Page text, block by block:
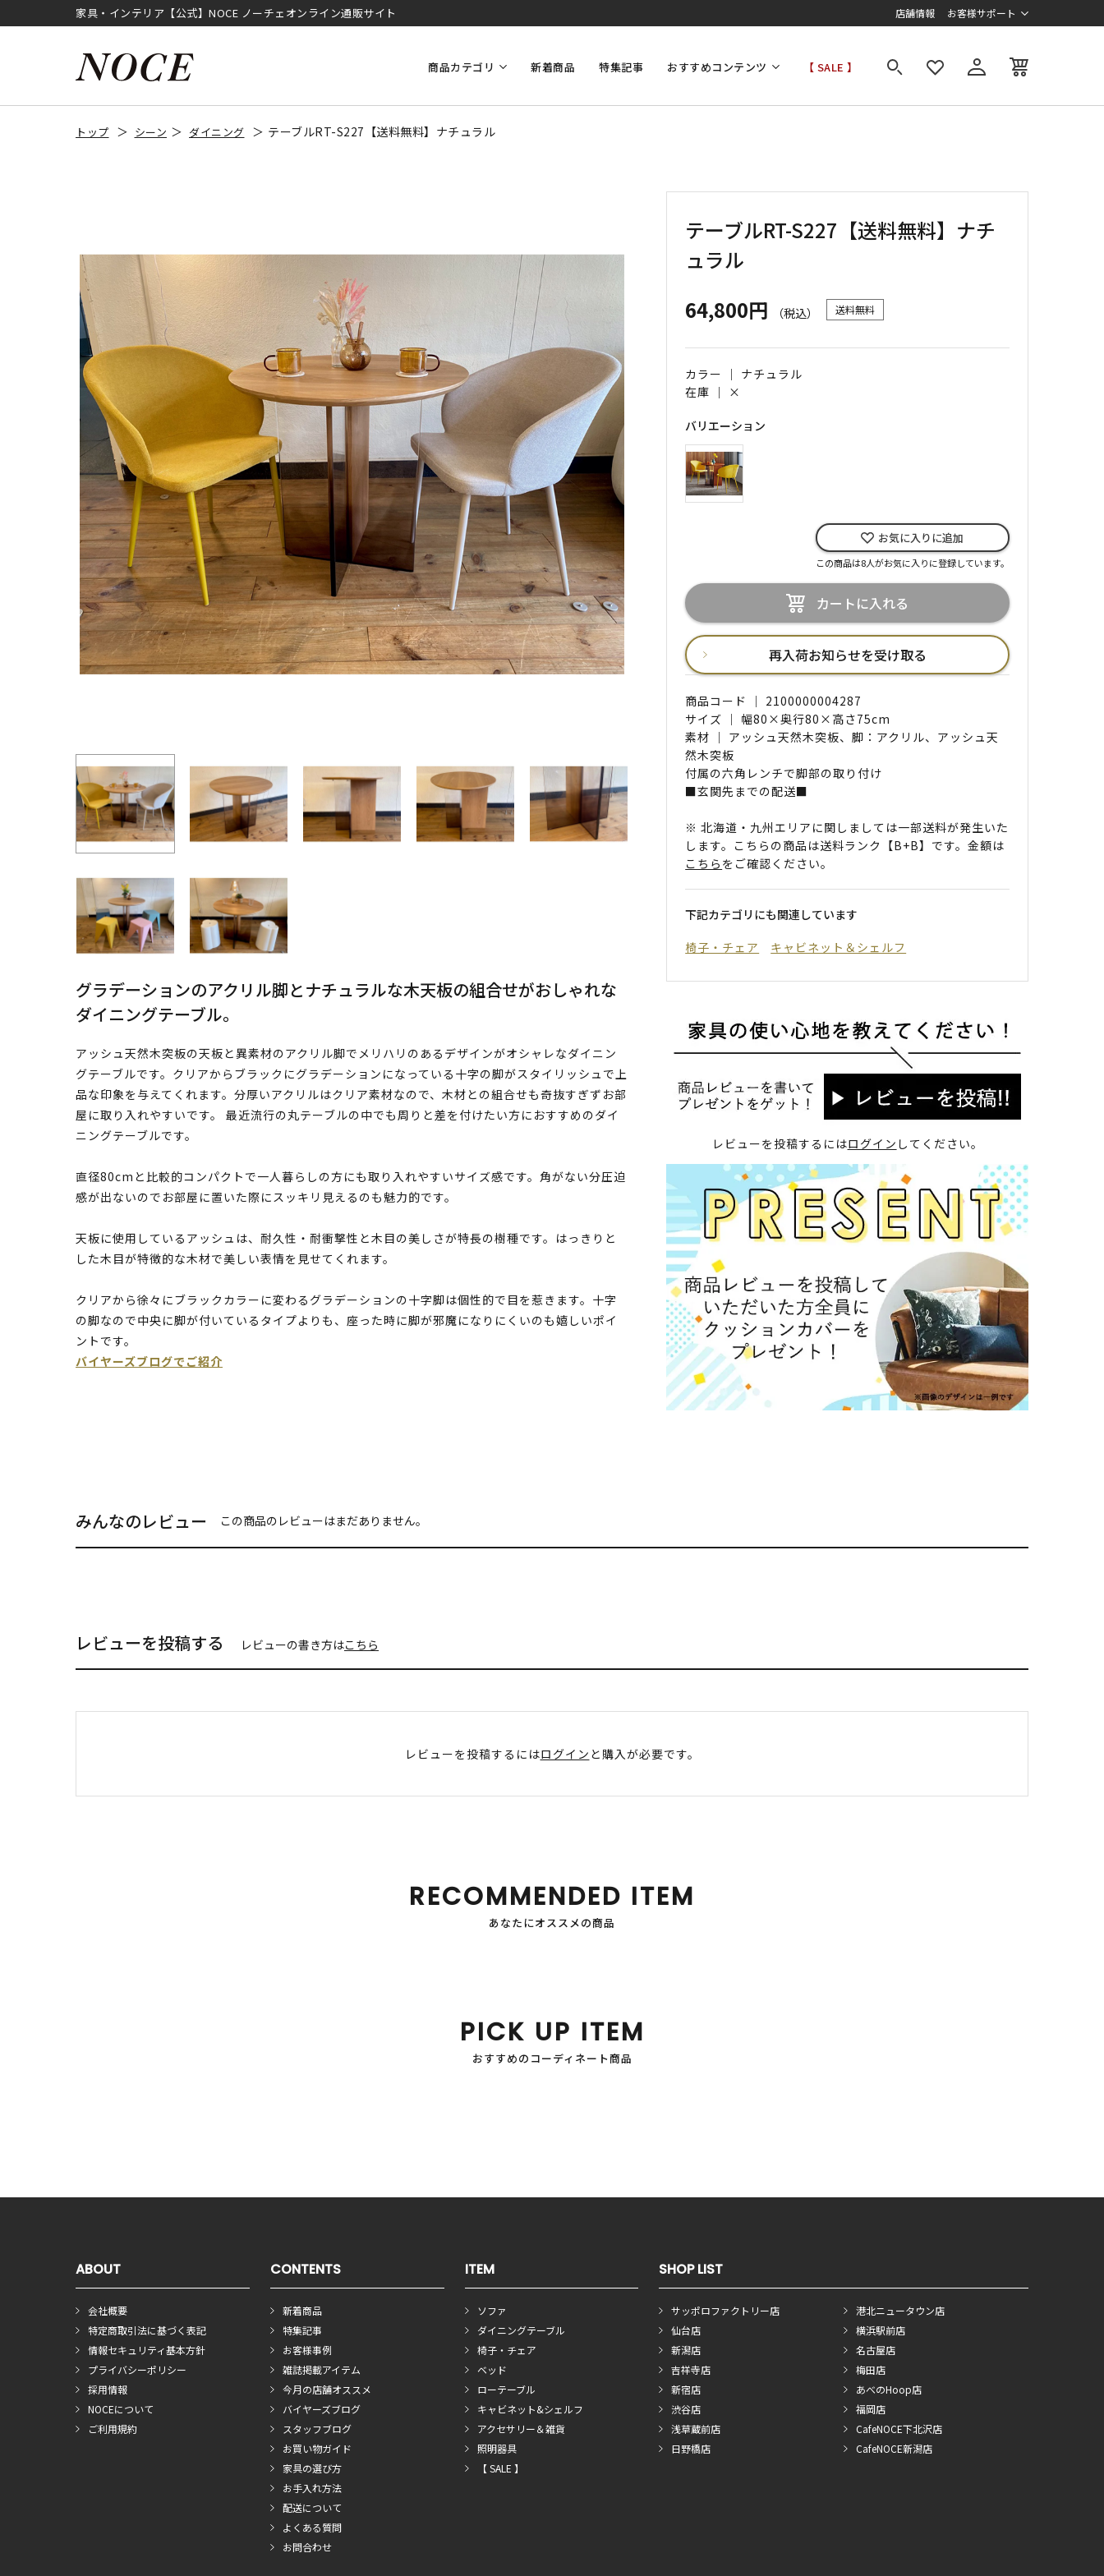
家具・インテリア【公式】NOCE ノーチェオンライン通販サイト 店舗情報 お客様サポート
商品カテゴリ 新着商品 特集記事 おすすめコンテンツ 【 SALE 】
トップ シーン ダイニング テーブルRT-S227【送料無料】ナチュラル
グラデーションのアクリル脚とナチュラルな木天板の組合せがおしゃれな
ダイニングテーブル。
アッシュ天然木突板の天板と異素材のアクリル脚でメリハリのあるデザインがオシャレなダイニン
グテーブルです。クリアからブラックにグラデーションになっている十字の脚がスタイリッシュで上
品な印象を与えてくれます。分厚いアクリルはクリア素材なので、木材との組合せも奇抜すぎずお部
屋に取り入れやすいです。 最近流行の丸テーブルの中でも周りと差を付けたい方におすすめのダイ
ニングテーブルです。
直径80cmと比較的コンパクトで一人暮らしの方にも取り入れやすいサイズ感です。角がない分圧迫
感が出ないのでお部屋に置いた際にスッキリ見えるのも魅力的です。
天板に使用しているアッシュは、耐久性・耐衝撃性と木目の美しさが特長の樹種です。はっきりと
した木目が特徴的な木材で美しい表情を見せてくれます。
クリアから徐々にブラックカラーに変わるグラデーションの十字脚は個性的で目を惹きます。十字
の脚なので中央に脚が付いているタイプよりも、座った時に脚が邪魔になりにくいのも嬉しいポイ
ントです。
バイヤーズブログでご紹介
テーブルRT-S227【送料無料】ナチ
ュラル
64,800円
（税込） 送料無料
カラー ｜ ナチュラル
在庫 ｜ ×
バリエーション
お気に入りに追加
この商品は8人がお気に入りに登録しています。
カートに入れる
再入荷お知らせを受け取る
商品コード ｜ 2100000004287
サイズ ｜ 幅80×奥行80×高さ75cm
素材 ｜ アッシュ天然木突板、脚：アクリル、アッシュ天
然木突板
付属の六角レンチで脚部の取り付け
■玄関先までの配送■
※ 北海道・九州エリアに関しましては一部送料が発生いた
します。こちらの商品は送料ランク【B+B】です。金額は
こちら をご確認ください。
下記カテゴリにも関連しています
椅子・チェア
キャビネット＆シェルフ
レビューを投稿するにはログイン してください。
みんなのレビュー この商品のレビューはまだありません。
レビューを投稿する レビューの書き方はこちら
レビューを投稿するにはログイン と購入が必要です。
RECOMMENDED ITEM
あなたにオススメの商品
PICK UP ITEM
おすすめのコーディネート商品
ABOUT
会社概要
特定商取引法に基づく表記
情報セキュリティ基本方針
プライバシーポリシー
採用情報
NOCEについて
ご利用規約
CONTENTS
新着商品
特集記事
お客様事例
雑誌掲載アイテム
今月の店舗オススメ
バイヤーズブログ
スタッフブログ
お買い物ガイド
家具の選び方
お手入れ方法
配送について
よくある質問
お問合わせ
ITEM
ソファ
ダイニングテーブル
椅子・チェア
ベッド
ローテーブル
キャビネット&シェルフ
アクセサリー＆雑貨
照明器具
【 SALE 】
SHOP LIST
サッポロファクトリー店
仙台店
新潟店
吉祥寺店
新宿店
渋谷店
浅草蔵前店
日野橋店
港北ニュータウン店
横浜駅前店
名古屋店
梅田店
あべのHoop店
福岡店
CafeNOCE下北沢店
CafeNOCE新潟店